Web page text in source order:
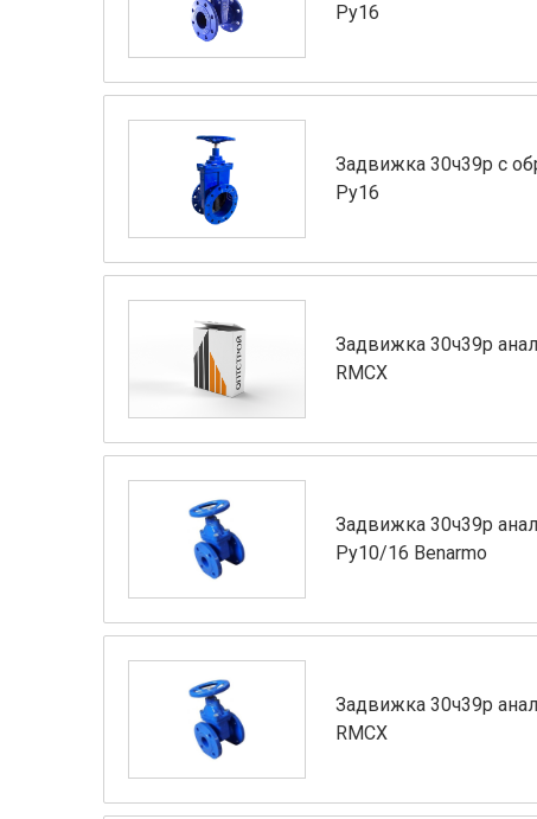
Ру16
Задвижка 30ч39р с
Ру16
Задвижка 30ч39р
RMCX
Задвижка 30ч39р
Ру10/16 Benarmo
Задвижка 30ч39р
RMCX